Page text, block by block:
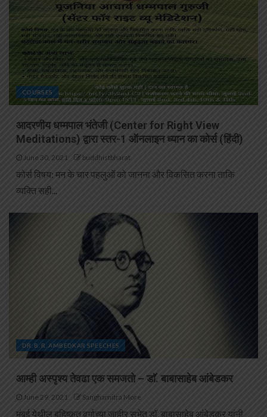
COURSES
आदरणीय धम्मपाल भंतेजी (Center for Right View
Meditations) द्वारा स्तर-1 ऑनलाइन ध्यान का कोर्स (हिंदी)
June 30, 2021 buddhistbharat
कोर्स विषय: मन के चार पहलुओं को जानना और विकसित करना ताकि
व्यक्ति सही...
DR. B. R. AMBEDKAR SPEECHES
आम्ही अस्पृश्य तेवढा एक समजतो – डाॅ. बाबासाहेब आंबेडकर
June 29, 2021 Sanghamitra More
मुंबई येथील बहिष्कृत वर्गाच्या जाहीर सभेत डाॅ. बाबासाहेब आंबेडकर यांनी